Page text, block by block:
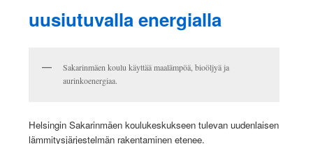
uusiutuvalla energialla
Sakarinmäen koulu käyttää maalämpöä, bioöljyä ja
aurinkoenergiaa.
Helsingin Sakarinmäen koulukeskukseen tulevan uudenlaisen
lämmitysjärjestelmän rakentaminen etenee.